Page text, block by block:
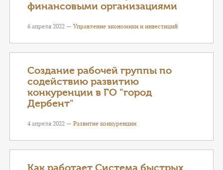
финансовыми организациями
6 апреля 2022 — Управление экономики и инвестиций
Создание рабочей группы по
содействию развитию
конкуренции в ГО "город
Дербент"
4 апреля 2022 — Развитие конкуренции